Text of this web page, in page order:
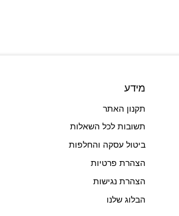
מידע
תקנון האתר
תשובות לכל השאלות
ביטול עסקה והחלפות
הצהרת פרטיות
הצהרת נגישות
הבלוג שלנו